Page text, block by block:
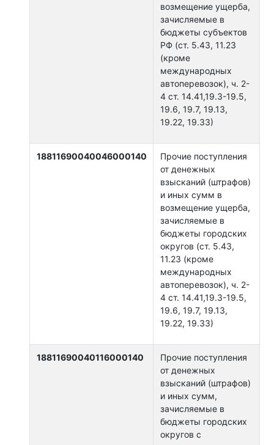
возмещение ущерба,
зачисляемые в
бюджеты субъектов
РФ (ст. 5.43, 11.23
(кроме
международных
автоперевозок), ч. 2-
4 ст. 14.41,19.3-19.5,
19.6, 19.7, 19.13,
19.22, 19.33)
18811690040046000140
Прочие поступления
от денежных
взысканий (штрафов)
и иных сумм в
возмещение ущерба,
зачисляемые в
бюджеты городских
округов (ст. 5.43,
11.23 (кроме
международных
автоперевозок), ч. 2-
4 ст. 14.41,19.3-19.5,
19.6, 19.7, 19.13,
19.22, 19.33)
18811690040116000140
Прочие поступления
от денежных
взысканий (штрафов)
и иных сумм,
зачисляемые в
бюджеты городских
округов с